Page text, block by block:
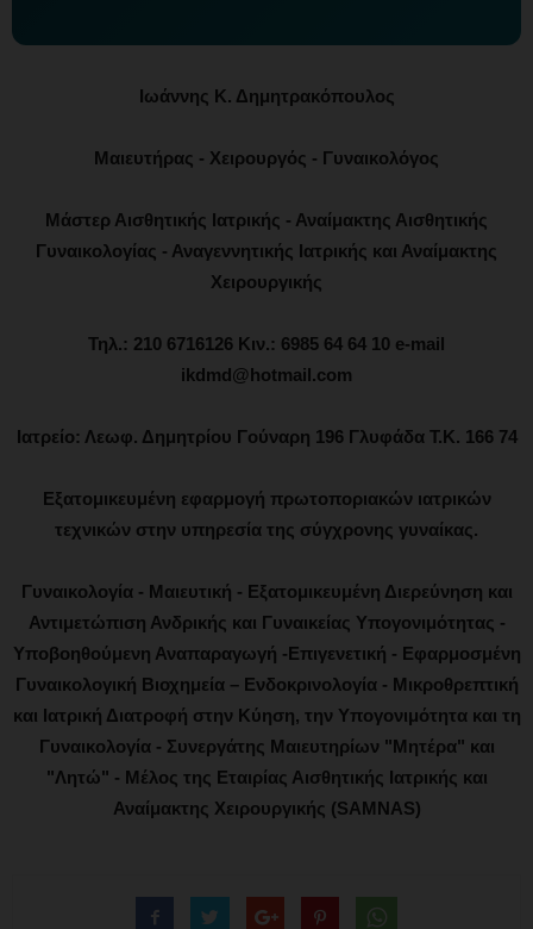
Ιωάννης Κ. Δημητρακόπουλος
Μαιευτήρας - Χειρουργός - Γυναικολόγος
Μάστερ Αισθητικής Ιατρικής - Αναίμακτης Αισθητικής
Γυναικολογίας - Αναγεννητικής Ιατρικής και Αναίμακτης
Χειρουργικής
Τηλ.: 210 6716126 Κιν.: 6985 64 64 10 e-mail
ikdmd@hotmail.com
Ιατρείο: Λεωφ. Δημητρίου Γούναρη 196 Γλυφάδα Τ.Κ. 166 74
Εξατομικευμένη εφαρμογή πρωτοποριακών ιατρικών
τεχνικών στην υπηρεσία της σύγχρονης γυναίκας.
Γυναικολογία - Μαιευτική - Εξατομικευμένη Διερεύνηση και
Αντιμετώπιση Ανδρικής και Γυναικείας Υπογονιμότητας -
Υποβοηθούμενη Αναπαραγωγή -Επιγενετική - Εφαρμοσμένη
Γυναικολογική Βιοχημεία – Ενδοκρινολογία - Μικροθρεπτική
και Ιατρική Διατροφή στην Κύηση, την Υπογονιμότητα και τη
Γυναικολογία - Συνεργάτης Μαιευτηρίων "Μητέρα" και
"Λητώ" - Μέλος της Εταιρίας Αισθητικής Ιατρικής και
Αναίμακτης Χειρουργικής (SAMNAS)